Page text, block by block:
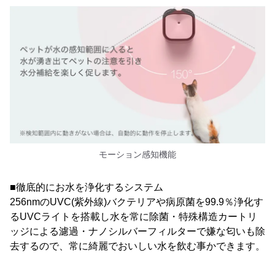
モーション感知機能
■徹底的にお水を浄化するシステム
256nmのUVC(紫外線)バクテリアや病原菌を99.9％浄化す
るUVCライトを搭載し水を常に除菌・特殊構造カートリ
ッジによる濾過・ナノシルバーフィルターで嫌な匂いも除
去するので、常に綺麗でおいしい水を飲む事かできます。